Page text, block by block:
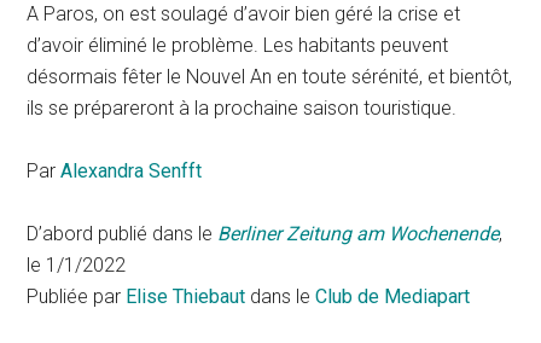
A Paros, on est soulagé d’avoir bien géré la crise et
d’avoir éliminé le problème. Les habitants peuvent
désormais fêter le Nouvel An en toute sérénité, et bientôt,
ils se prépareront à la prochaine saison touristique.
ParAlexandra Senfft
D’abord publié dans le Βerliner Ζeitung am Wochenende,
le 1/1/2022
Publiée par Elise Thiebaut dans leClub de Mediapart